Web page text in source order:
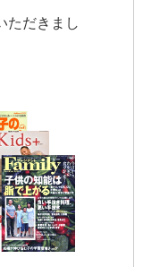
ただきまし